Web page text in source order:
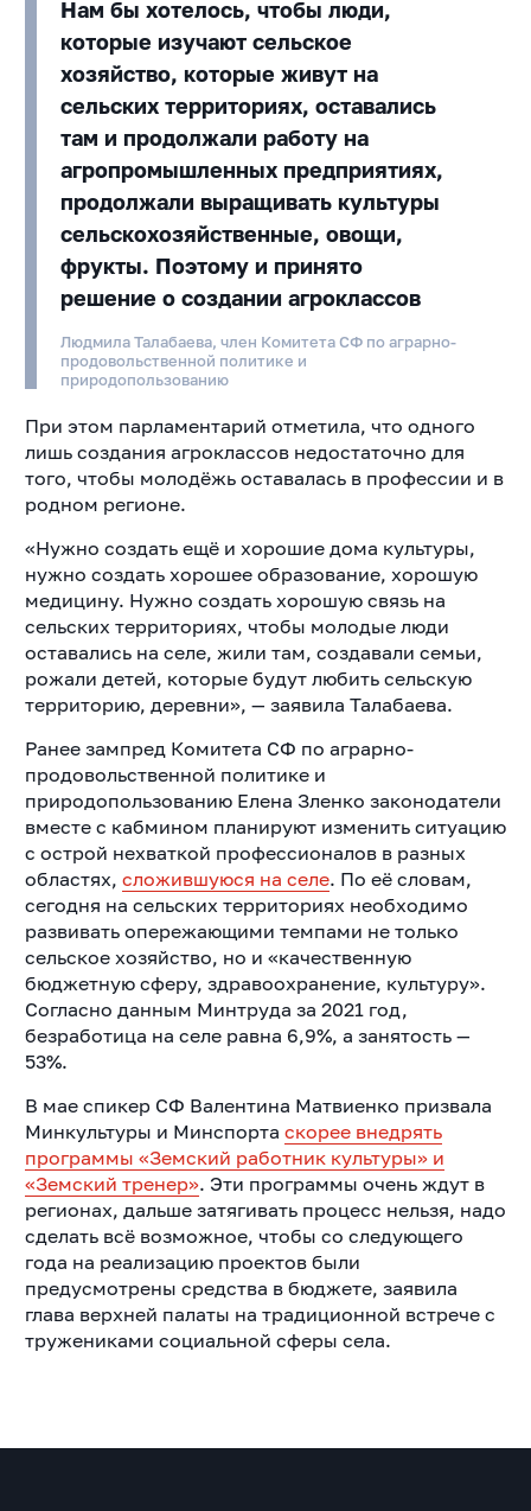
Нам бы хотелось, чтобы люди,
которые изучают сельское
хозяйство, которые живут на
сельских территориях, оставались
там и продолжали работу на
агропромышленных предприятиях,
продолжали выращивать культуры
сельскохозяйственные, овощи,
фрукты. Поэтому и принято
решение о создании агроклассов
Людмила Талабаева, член Комитета СФ по аграрно-
продовольственной политике и
природопользованию
При этом парламентарий отметила, что одного
лишь создания агроклассов недостаточно для
того, чтобы молодёжь оставалась в профессии и в
родном регионе.
«Нужно создать ещё и хорошие дома культуры,
нужно создать хорошее образование, хорошую
медицину. Нужно создать хорошую связь на
сельских территориях, чтобы молодые люди
оставались на селе, жили там, создавали семьи,
рожали детей, которые будут любить сельскую
территорию, деревни», — заявила Талабаева.
Ранее зампред Комитета СФ по аграрно-
продовольственной политике и
природопользованию Елена Зленко законодатели
вместе с кабмином планируют изменить ситуацию
с острой нехваткой профессионалов в разных
областях, сложившуюся на селе. По её словам,
сегодня на сельских территориях необходимо
развивать опережающими темпами не только
сельское хозяйство, но и «качественную
бюджетную сферу, здравоохранение, культуру».
Согласно данным Минтруда за 2021 год,
безработица на селе равна 6,9%, а занятость —
53%.
В мае спикер СФ Валентина Матвиенко призвала
Минкультуры и Минспорта скорее внедрять
программы «Земский работник культуры» и
«Земский тренер». Эти программы очень ждут в
регионах, дальше затягивать процесс нельзя, надо
сделать всё возможное, чтобы со следующего
года на реализацию проектов были
предусмотрены средства в бюджете, заявила
глава верхней палаты на традиционной встрече с
тружениками социальной сферы села.